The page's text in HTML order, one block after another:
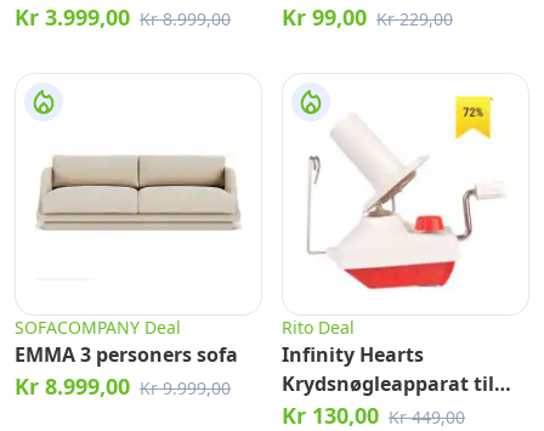
Frontbetjent
Kr 3.999,00 Kr 8.999,00 Kr 99,00 Kr 229,00
SOFACOMPANY Deal
EMMA 3 personers sofa
Kr 8.999,00 Kr 9.999,00
Rito Deal
Infinity Hearts
Krydsnøgleapparat til
Garn Rød/Hvid
Kr 130,00 Kr 449,00